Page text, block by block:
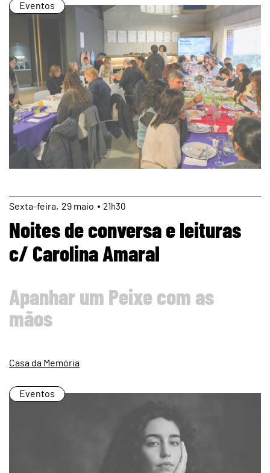
Eventos
page
29 maio
Sexta 21h30
Noites de conversa e leituras
c/ Carolina Amaral
Apanhar um Peixe com as
mãos
Casa da Memória
Eventos